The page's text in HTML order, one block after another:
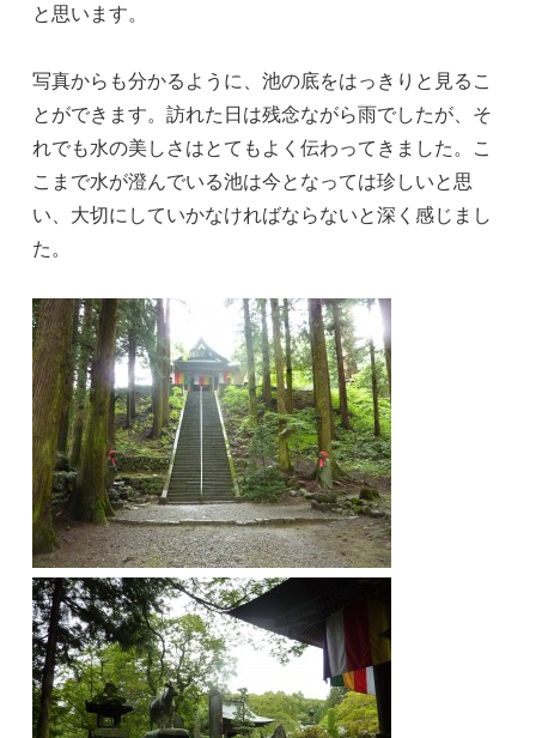
と思います。
写真からも分かるように、池の底をはっきりと見るこ
とができます。訪れた日は残念ながら雨でしたが、そ
れでも水の美しさはとてもよく伝わってきました。こ
こまで水が澄んでいる池は今となっては珍しいと思
い、大切にしていかなければならないと深く感じまし
た。